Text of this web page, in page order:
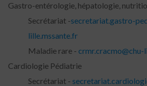
Gastro-entérologie, hépatologie,
Secrétariat -secretariat.gastro-
lille.mssante.fr
Maladie rare - crmr.cracmo@chu-
Cardiologie Pédiatrie
Secrétariat -